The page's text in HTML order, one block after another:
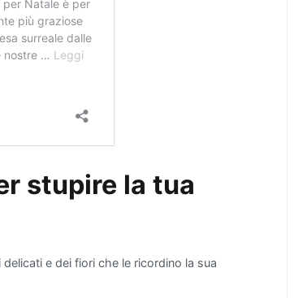
stupire la tua
e dei fiori che le ricordino la sua